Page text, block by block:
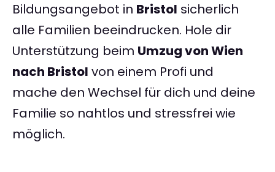
Bildungsangebot in Bristol sicherlich
alle Familien beeindrucken. Hole dir
Unterstützung beim Umzug von Wien
nach Bristol von einem Profi und
mache den Wechsel für dich und deine
Familie so nahtlos und stressfrei wie
möglich.